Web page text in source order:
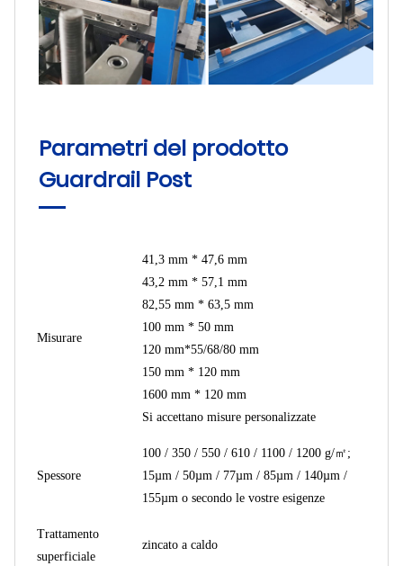
Parametri del prodotto
Guardrail Post
Misurare
41,3 mm * 47,6 mm
43,2 mm * 57,1 mm
82,55 mm * 63,5 mm
100 mm * 50 mm
120 mm*55/68/80 mm
150 mm * 120 mm
1600 mm * 120 mm
Si accettano misure personalizzate
Spessore
100 / 350 / 550 / 610 / 1100 / 1200 g/㎡;
15µm / 50µm / 77µm / 85µm / 140µm /
155µm o secondo le vostre esigenze
Trattamento
superficiale
zincato a caldo